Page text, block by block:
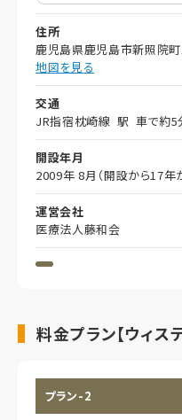
住所
鹿児島県鹿児島市新照院
地図を見る
交通
JR指宿枕崎線 駅 車で約5
開設年月
2009年 8月（開設から17年
運営会社
医療法人藤和会
料金プラン【ウィス
プラン-2